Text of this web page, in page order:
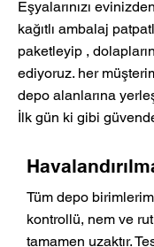
Eşyalarınızı
kağıtlı ambalaj
paketleyip ,
ediyoruz. her
depo alanlarına
İlk gün ki gibi
Tüm depo
kontrollü, nem ve
tamamen uzaktır.